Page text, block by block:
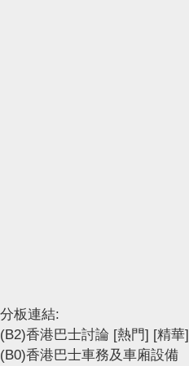
分板連結:
(B2)香港巴士討論 [熱門] [精華]
(B0)香港巴士車務及車廂設備